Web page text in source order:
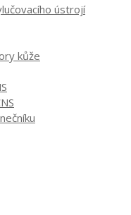
ústrojí
kůže